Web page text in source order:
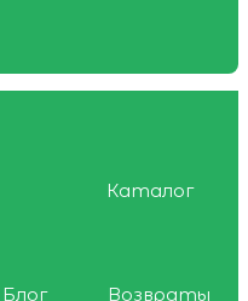
Каталог
Блог
Возвраты